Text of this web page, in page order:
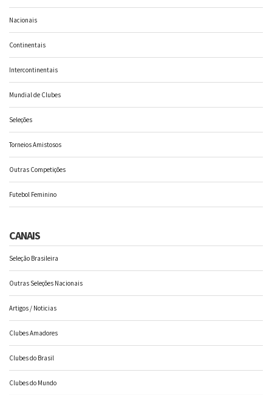
Nacionais
Continentais
Intercontinentais
Mundial de Clubes
Seleções
Torneios Amistosos
Outras Competições
Futebol Feminino
CANAIS
Seleção Brasileira
Outras Seleções Nacionais
Artigos / Noticias
Clubes Amadores
Clubes do Brasil
Clubes do Mundo